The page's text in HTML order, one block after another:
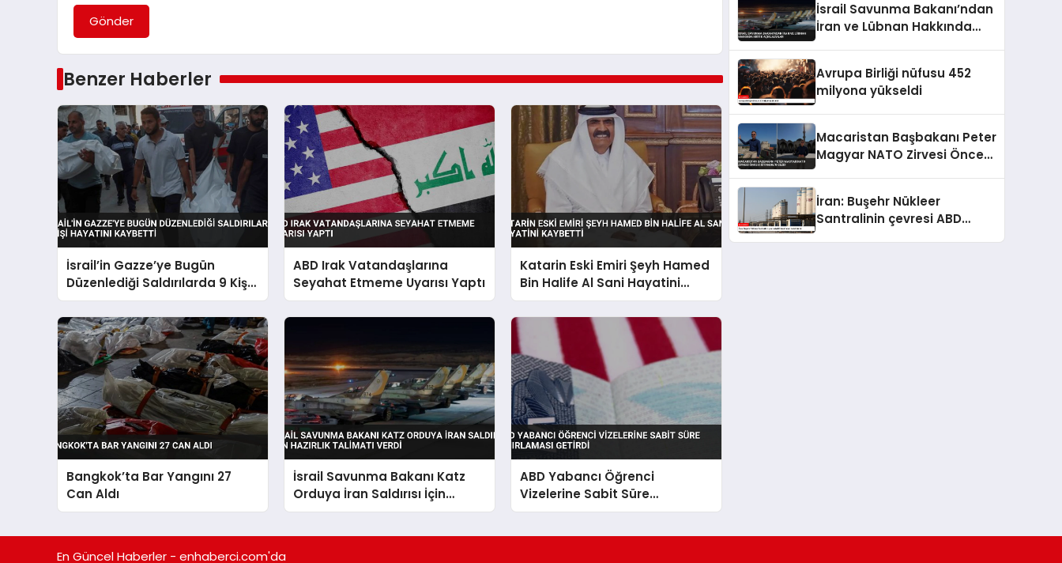
Gönder
Benzer Haberler
İsrail’in Gazze’ye Bugün
Düzenlediği Saldırılarda 9 Kişi
Hayatını Kaybetti
ABD Irak Vatandaşlarına
Seyahat Etmeme Uyarısı Yaptı
Katarin Eski Emiri Şeyh Hamed
Bin Halife Al Sani Hayatini
Kaybetti
Bangkok’ta Bar Yangını 27
Can Aldı
İsrail Savunma Bakanı Katz
Orduya İran Saldırısı İçin
Hazırlık Talimatı Verdi
ABD Yabancı Öğrenci
Vizelerine Sabit Süre
Sınırlaması Getirdi
İsrail Savunma Bakanı’ndan
İran ve Lübnan Hakkında
Avrupa Birliği nüfusu 452
milyona yükseldi
Macaristan Başbakanı Peter
Magyar NATO Zirvesi Öncesi
İran: Buşehr Nükleer
Santralinin çevresi ABD
En Güncel Haberler - enhaberci.com'da